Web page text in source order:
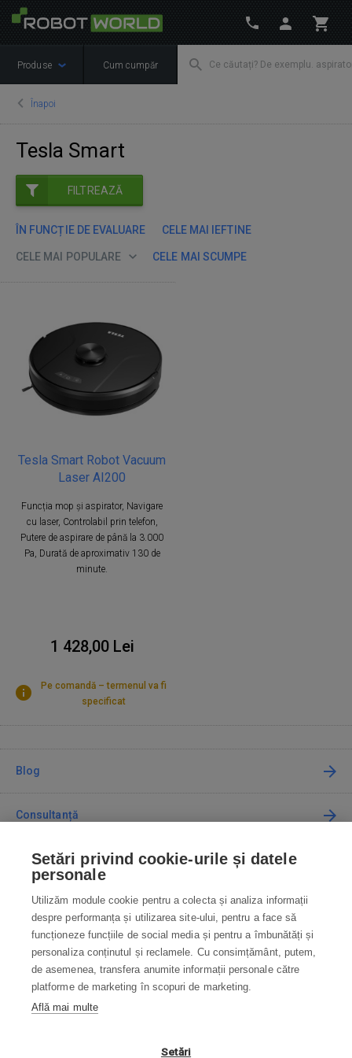
Produse Cum cumpăr
Înapoi
Tesla Smart
FILTREAZĂ
ÎN FUNCȚIE DE EVALUARE CELE MAI IEFTINE
CELE MAI POPULARE CELE MAI SCUMPE
Tesla Smart Robot Vacuum
Laser AI200
Funcția mop și aspirator, Navigare
cu laser, Controlabil prin telefon,
Putere de aspirare de până la 3.000
Pa, Durată de aproximativ 130 de
minute.
1 428,00 Lei
Pe comandă – termenul va fi
specificat
Blog
Consultanță
Cum cumpăr
Contact
Contactați-ne
info@robotworld.ro
031 22 97 010
Setări privind cookie-urile și datele
personale
Utilizăm module cookie pentru a colecta și analiza informații
despre performanța și utilizarea site-ului, pentru a face să
funcționeze funcțiile de social media și pentru a îmbunătăți și
personaliza conținutul și reclamele. Cu consimțământ, putem,
de asemenea, transfera anumite informații personale către
platforme de marketing în scopuri de marketing.
Află mai multe
Setări